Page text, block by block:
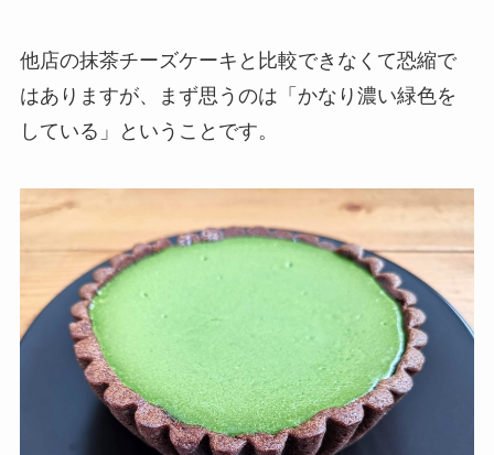
他店の抹茶チーズケーキと比較できなくて恐縮で
はありますが、まず思うのは「かなり濃い緑色を
している」ということです。